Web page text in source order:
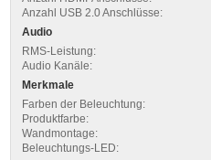
Anzahl USB 2.0 Anschlüsse:
Audio
RMS-Leistung:
Audio Kanäle:
Merkmale
Farben der Beleuchtung:
Produktfarbe:
Wandmontage:
Beleuchtungs-LED: